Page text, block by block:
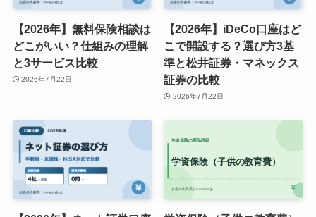
【2026年】無料保険相談は
どこがいい？仕組みの理解
と3サービス比較
2026年7月22日
【2026年】iDeCo口座はど
こで開設する？選び方3基
準と松井証券・マネックス
証券の比較
2026年7月22日